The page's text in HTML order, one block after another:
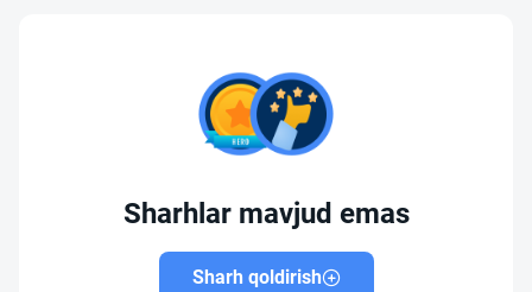
Sharhlar mavjud emas
Sharh qoldirish